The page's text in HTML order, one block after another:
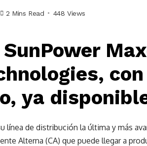
2 Mins Read 448 Views
ya
línea de distribución la última y más
Alterna (CA) que puede llegar a